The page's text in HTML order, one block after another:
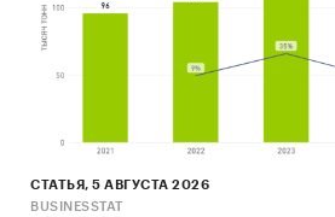
СТАТЬЯ, 5 АВГУСТА 2026
BUSINESSTAT